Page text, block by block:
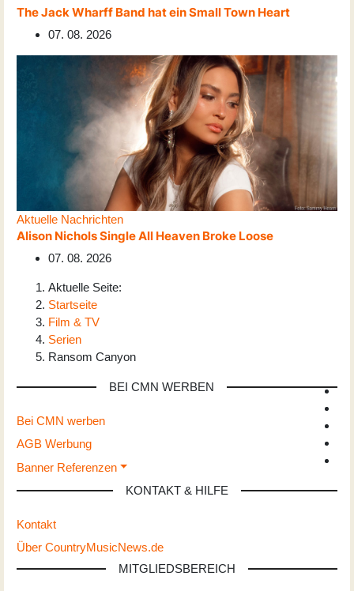
The Jack Wharff Band hat ein Small Town Heart
07. 08. 2026
Aktuelle Nachrichten
Alison Nichols Single All Heaven Broke Loose
07. 08. 2026
Aktuelle Seite:
Startseite
Film & TV
Serien
Ransom Canyon
BEI CMN WERBEN
Bei CMN werben
AGB Werbung
Banner Referenzen
KONTAKT & HILFE
Kontakt
Über CountryMusicNews.de
MITGLIEDSBEREICH